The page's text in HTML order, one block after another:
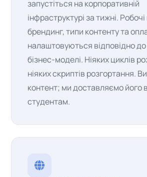
запустіться на корпоративній
інфраструктурі за тижні.
брендинг, типи контенту та
налаштовуються відповідно
бізнес-моделі. Ніяких циклів
ніяких скриптів розгортання.
контент; ми доставляємо його
студентам.